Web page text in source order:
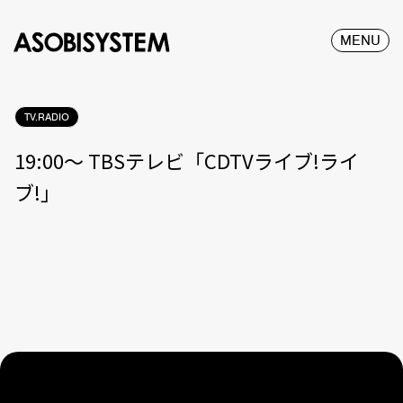
MENU
TV.RADIO
19:00〜 TBSテレビ「CDTVライブ!ライ
ブ!」